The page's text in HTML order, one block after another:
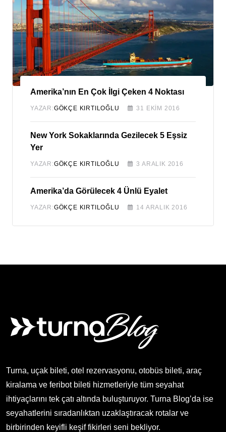
En Çok İlgi Çeken 4 Noktası
KIRTILOĞLU 31 EKIM 2016
Sokaklarında Gezilecek 5 Eşsiz
KIRTILOĞLU 3 ARALIK 2016
Görülecek 4 Ünlü Eyalet
KIRTILOĞLU 14 ARALIK 2016
Turna, uçak bileti, otel rezervasyonu, otobüs bileti, araç
kiralama ve feribot bileti hizmetleriyle tüm seyahat
ihtiyaçlarını tek çatı altında buluşturuyor. Turna Blog’da ise
seyahatlerini sıradanlıktan uzaklaştıracak rotalar ve
birbirinden keyifli keşif fikirleri seni bekliyor.